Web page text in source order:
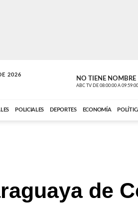
2026
NO TIENE NOMBRE
ABC TV DE 08:00:00 A 09:59:00
POLICIALES DEPORTES ECONOMÍA
de